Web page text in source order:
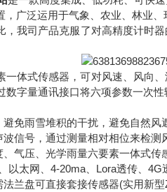
泛运用于气象、农业、林业、
，我司产品克服了对高精度计时
式传感器，可对风速、风向、
字量通讯接口将六项参数一次性
雨雪堆积的干扰，避免自然风
号，通过测量相对相位来检测
压、光学雨量六要素一体式传
太网、4-20ma、Lora透传、4G
盘可直接套接传感器(实用新型